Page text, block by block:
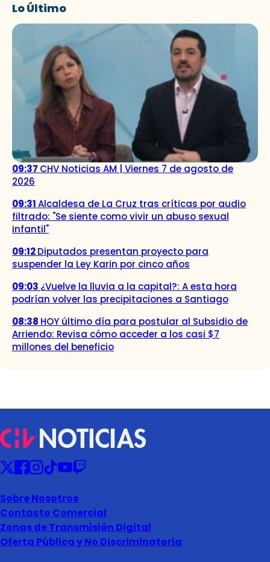
Lo Último
09:37 CHV Noticias AM | Viernes 7 de agosto de
2026
09:31Alcaldesa de La Cruz tras críticas por audio
filtrado: "Se siente como vivir un abuso sexual
infantil"
09:12Diputados presentan proyecto para
suspender la Ley Karin por cinco años
09:03 ¿Vuelve la lluvia a la capital?: A esta hora
podrían volver las precipitaciones a Santiago
08:38 HOY último día para postular al Subsidio de
Arriendo: Revisa cómo acceder a los casi $7
millones del beneficio
Sobre Nosotros
Contacto Comercial
Zonas de Transmisión Digital
Oferta Pública y No Discriminatoria